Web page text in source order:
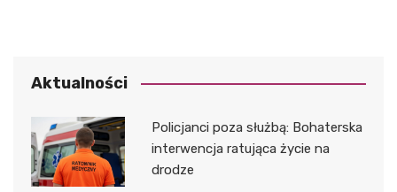
Aktualności
Policjanci poza służbą: Bohaterska
interwencja ratująca życie na
drodze